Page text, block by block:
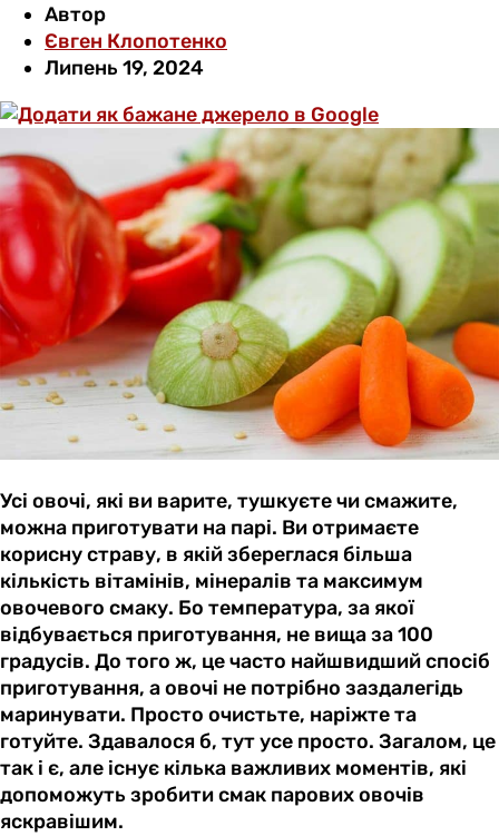
Автор
Євген Клопотенко
Липень 19, 2024
Усі овочі, які ви варите, тушкуєте чи смажите,
можна приготувати на парі. Ви отримаєте
корисну страву, в якій збереглася більша
кількість вітамінів, мінералів та максимум
овочевого смаку. Бо температура, за якої
відбувається приготування, не вища за 100
градусів. До того ж, це часто найшвидший спосіб
приготування, а овочі не потрібно заздалегідь
маринувати. Просто очистьте, наріжте та
готуйте. Здавалося б, тут усе просто. Загалом, це
так і є, але існує кілька важливих моментів, які
допоможуть зробити смак парових овочів
яскравішим.